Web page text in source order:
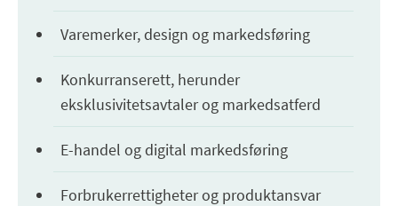
Varemerker, design og markedsføring
Konkurranserett, herunder
eksklusivitetsavtaler og markedsatferd
E-handel og digital markedsføring
Forbrukerrettigheter og produktansvar